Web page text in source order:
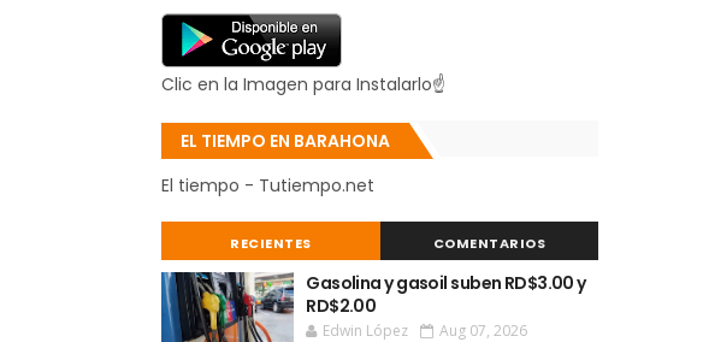
Clic en la Imagen para Instalarlo☝
EL TIEMPO EN BARAHONA
El tiempo - Tutiempo.net
RECIENTES COMENTARIOS
Gasolina y gasoil suben RD$3.00 y
RD$2.00
Edwin López Aug 07, 2026